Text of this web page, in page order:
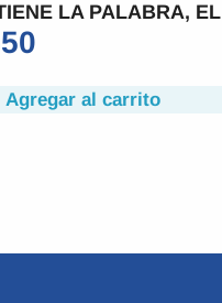
LA PALABRA, EL
Agregar al carrito